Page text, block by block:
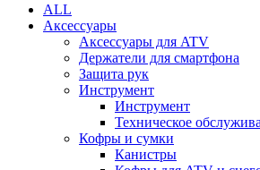
ALL
Аксессуары
Аксессуары для ATV
Держатели для смартфона
Защита рук
Инструмент
Инструмент
Техническое
Кофры и сумки
Канистры